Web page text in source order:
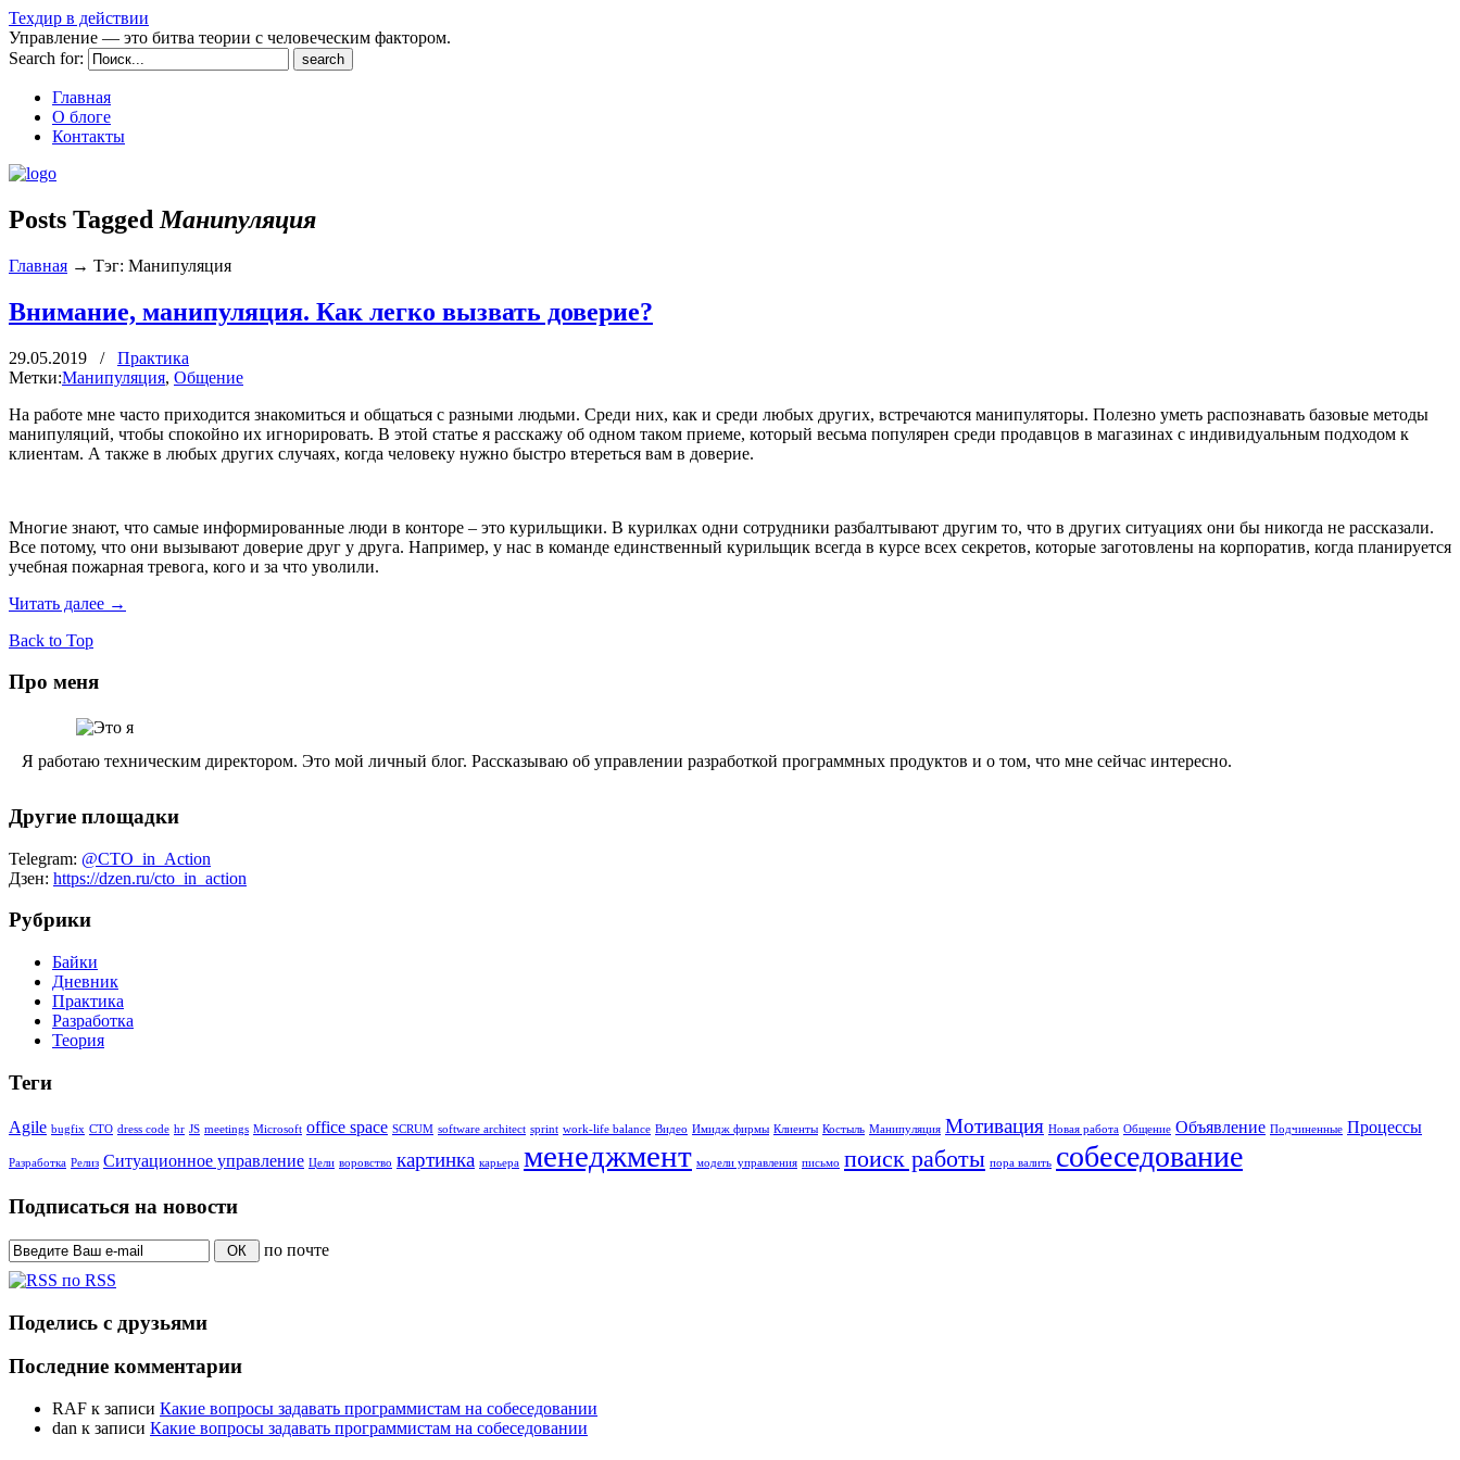
Техдир в действии
Управление — это битва теории с человеческим фактором.
Search for:
Главная
О блоге
Контакты
Posts Tagged Манипуляция
Главная → Тэг: Манипуляция
Внимание, манипуляция. Как легко вызвать доверие?
29.05.2019 /
Практика
Метки:Манипуляция, Общение
На работе мне часто приходится знакомиться и общаться с разными людьми. Среди них, как и среди любых других, встречаются манипуляторы. Полезно уметь распознавать базовые методы
манипуляций, чтобы спокойно их игнорировать. В этой статье я расскажу об одном таком приеме, который весьма популярен среди продавцов в магазинах с индивидуальным подходом к
клиентам. А также в любых других случаях, когда человеку нужно быстро втереться вам в доверие.
Многие знают, что самые информированные люди в конторе – это курильщики. В курилках одни сотрудники разбалтывают другим то, что в других ситуациях они бы никогда не рассказали.
Все потому, что они вызывают доверие друг у друга. Например, у нас в команде единственный курильщик всегда в курсе всех секретов, которые заготовлены на корпоратив, когда планируется
учебная пожарная тревога, кого и за что уволили.
Читать далее →
Back to Top
Про меня
Я работаю техническим директором. Это мой личный блог. Рассказываю об управлении разработкой программных продуктов и о том, что мне сейчас интересно.
Другие площадки
Telegram: @CTO_in_Action
Дзен: https://dzen.ru/cto_in_action
Рубрики
Байки
Дневник
Практика
Разработка
Теория
Теги
Agile bugfix CTO dress code hr JS meetings Microsoft office space SCRUM software architect sprint work-life balance Видео Имидж фирмы Клиенты Костыль Манипуляция Мотивация Новая работа Общение Объявление Подчиненные Процессы
Разработка Релиз Ситуационное управление Цели воровство картинка карьера менеджмент модели управления письмо поиск работы пора валить собеседование
Подписаться на новости
ОК
по почте
по RSS
Поделись с друзьями
Последние комментарии
RAF к записи Какие вопросы задавать программистам на собеседовании
dan к записи Какие вопросы задавать программистам на собеседовании